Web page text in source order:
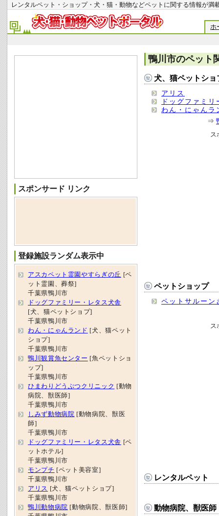
レンタルペット・ショップ・犬・猫・動物などペットに関する情報
ホ
鴨川市のペット
犬、猫ペットショ
アリス
ドッグファミ
わん・にゃんラ
⇒
ス
ペットショップ
ペットサルーン
ス
レンタルペット
動物病院、獣医師
スポンサード リンク
登録施設ランダム表示中
アスカペット霊園やすらぎの丘 [ペ
ット霊園、葬祭]
千葉県鴨川市
ドッグファミリー・レタス犬舎
[犬、猫ペットショプ]
千葉県鴨川市
わん・にゃんランド [犬、猫ペット
ショプ]
千葉県鴨川市
鴨川観賞魚センター [魚ペットショ
ップ]
千葉県鴨川市
ひまわりどうぶつクリニック [動物
病院、獣医師]
千葉県鴨川市
しみず動物病院 [動物病院、獣医
師]
千葉県鴨川市
ドッグファミリー・レタス犬舎 [ペ
ットホテル]
千葉県鴨川市
モンプチ [ペット美容室]
千葉県鴨川市
アリス [犬、猫ペットショプ]
千葉県鴨川市
鴨川動物病院 [動物病院、獣医師]